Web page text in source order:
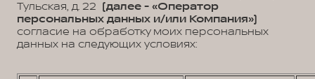
Тульская, д. 22 (далее - «Оператор
персональных данных и/или Компания»)
согласие на обработку моих персональных
данных на следующих условиях: